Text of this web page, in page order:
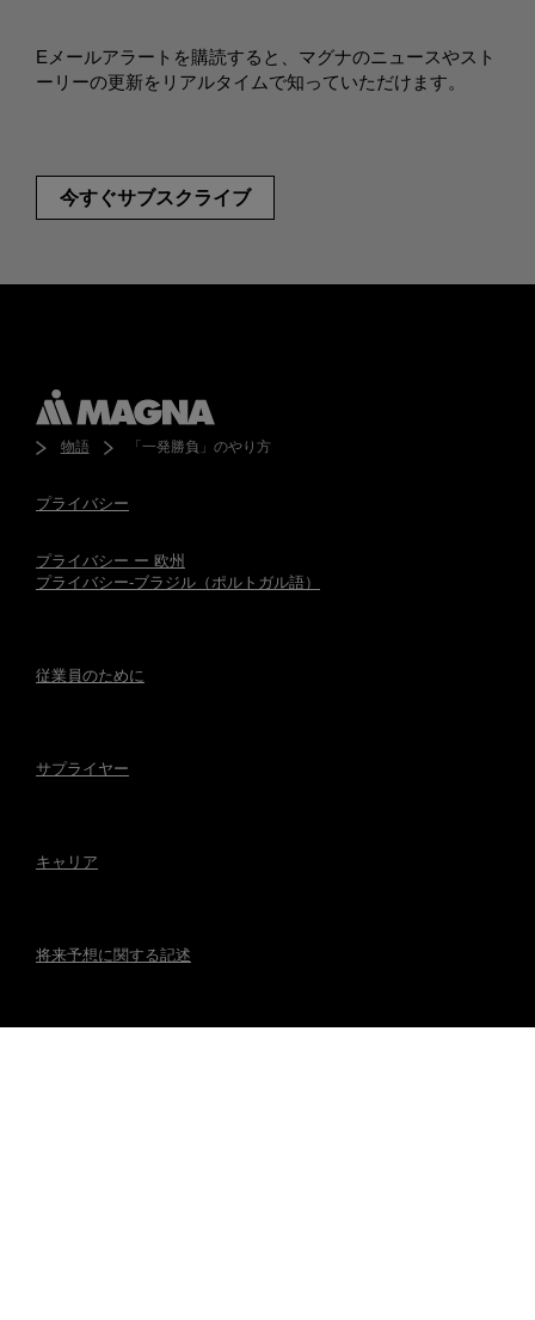
Eメールアラートを購読すると、マグナのニュースやスト
ーリーの更新をリアルタイムで知っていただけます。
今すぐサブスクライブ
物語 「一発勝負」のやり方
プライバシー
プライバシー ー 欧州
プライバシー-ブラジル（ポルトガル語）
従業員のために
サプライヤー
キャリア
将来予想に関する記述